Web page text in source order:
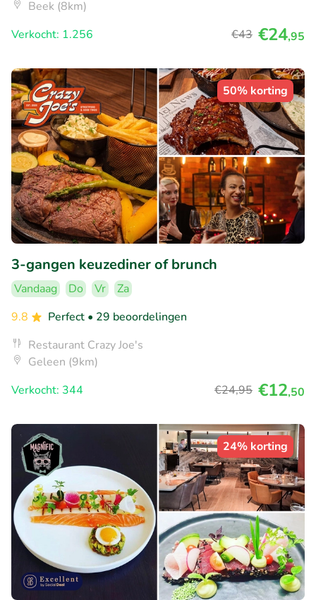
Beek (8km)
Verkocht: 1.256
€43 €24,95
50% korting
3-gangen keuzediner of brunch
Vandaag Do Vr
Za
9.8
Perfect • 29 beoordelingen
Restaurant Crazy Joe's
Geleen (9km)
Verkocht: 344
€24,95 €12,50
24% korting